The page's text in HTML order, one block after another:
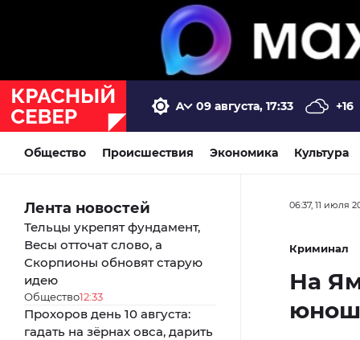
09 августа, 17:33 +16
Общество Происшествия Экономика Культура
Лента новостей
Тельцы укрепят фундамент,
Весы отточат слово, а
Скорпионы обновят старую
идею
Общество12:33
Прохоров день 10 августа:
гадать на зёрнах овса, дарить
06:37, 11 июля
Криминал
На